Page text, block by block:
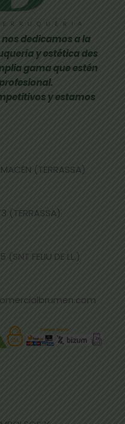
nos dedicamos a la
y estética des
gama que estén
y estamos
(TERRASSA)
(TERRASSA)
(SNT FELIU DE LL.)